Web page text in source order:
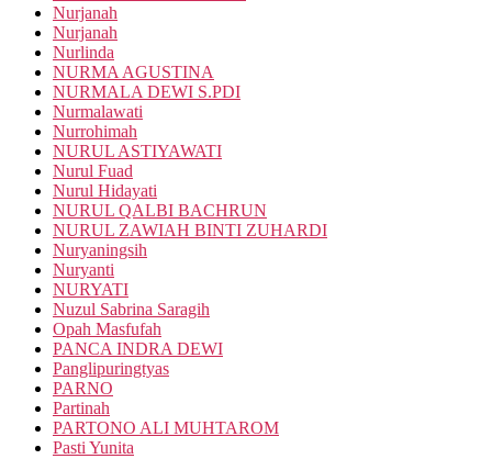
Nurjanah
Nurjanah
Nurlinda
NURMA AGUSTINA
NURMALA DEWI S.PDI
Nurmalawati
Nurrohimah
NURUL ASTIYAWATI
Nurul Fuad
Nurul Hidayati
NURUL QALBI BACHRUN
NURUL ZAWIAH BINTI ZUHARDI
Nuryaningsih
Nuryanti
NURYATI
Nuzul Sabrina Saragih
Opah Masfufah
PANCA INDRA DEWI
Panglipuringtyas
PARNO
Partinah
PARTONO ALI MUHTAROM
Pasti Yunita